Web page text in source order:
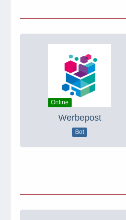
Online
Werbepost
Bot